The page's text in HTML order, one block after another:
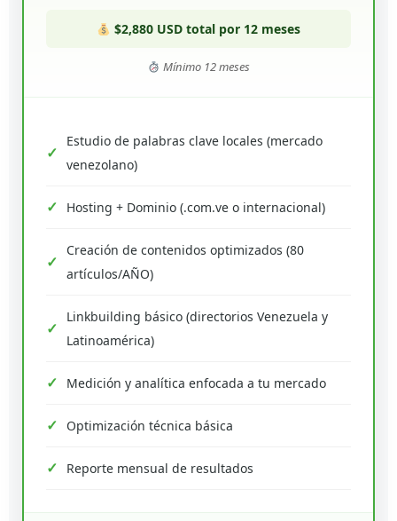
$2,880 USD total por 12 meses
Mínimo 12 meses
Estudio de palabras clave locales (mercado
venezolano)
Hosting + Dominio (.com.ve o internacional)
Creación de contenidos optimizados (80
artículos/AÑO)
Linkbuilding básico (directorios Venezuela y
Latinoamérica)
Medición y analítica enfocada a tu mercado
Optimización técnica básica
Reporte mensual de resultados